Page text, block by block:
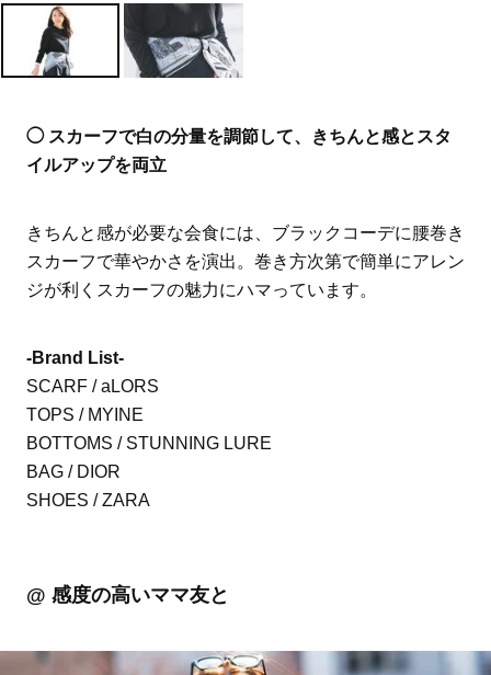
◯ スカーフで白の分量を調節して、きちんと感とスタ
イルアップを両立
きちんと感が必要な会食には、ブラックコーデに腰巻き
スカーフで華やかさを演出。巻き方次第で簡単にアレン
ジが利くスカーフの魅力にハマっています。
-Brand List-
SCARF / aLORS
TOPS / MYINE
BOTTOMS / STUNNING LURE
BAG / DIOR
SHOES / ZARA
@ 感度の高いママ友と